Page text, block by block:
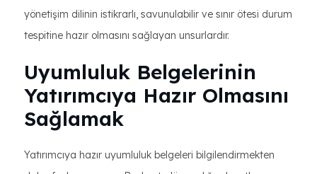
yönetişim dilinin istikrarlı, savunulabilir ve sınır ötesi durum
tespitine hazır olmasını sağlayan unsurlardır.
Uyumluluk Belgelerinin
Yatırımcıya Hazır Olmasını
Sağlamak
Yatırımcıya hazır uyumluluk belgeleri bilgilendirmekten